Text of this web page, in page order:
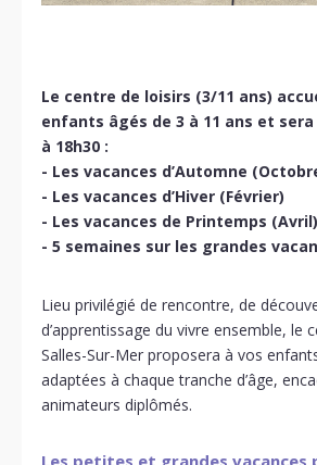
Le centre de loisirs (3/11 ans)
enfants âgés de 3 à 11 ans et
à 18h30 :
- Les vacances d’Automne
- Les vacances d’Hiver (Février)
- Les vacances de Printemps
- 5 semaines sur les grandes
Lieu privilégié de rencontre, de
d’apprentissage du vivre ensemble, le
Salles-Sur-Mer proposera à vos
adaptées à chaque tranche d’âge,
animateurs diplômés.
Les petites et grandes